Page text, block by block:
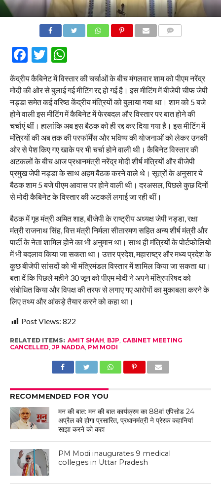
Facebook
Twitter
WhatsApp
केंद्रीय कैबिनेट में विस्तार की चर्चाओं के बीच मंगलवार शाम को पीएम नरेंद्र
मोदी की ओर से बुलाई गई मीटिंग रद्द हो गई है। इस मीटिंग में बीजेपी चीफ जेपी
नड्डा समेत कई वरिष्ठ केंद्रीय मंत्रियों को बुलाया गया था। शाम को 5 बजे
होने वाली इस मीटिंग में कैबिनेट में फेरबदल और विस्तार पर बात होने की
चर्चाएं थीं। हालांकि अब इस बैठक को ही रद्द कर दिया गया है। इस मीटिंग में
मंत्रियों की अब तक की परफॉर्मेंस और भविष्य की योजनाओं को लेकर उनकी
ओर से पेश किए गए खाके पर भी चर्चा होने वाली थी। कैबिनेट विस्तार की
अटकलों के बीच आज प्रधानमंत्री नरेंद्र मोदी शीर्ष मंत्रियों और बीजेपी
प्रमुख जेपी नड्डा के साथ अहम बैठक करने वाले थे। सूत्रों के अनुसार ये
बैठक शाम 5 बजे पीएम आवास पर होने वाली थी। दरअसल, पिछले कुछ दिनों
से मोदी कैबिनेट के विस्तार की अटकलें लगाई जा रही थीं।
बैठक में गृह मंत्री अमित शाह, बीजेपी के राष्ट्रीय अध्यक्ष जेपी नड्डा, रक्षा
मंत्री राजनाथ सिंह, वित्त मंत्री निर्मला सीतारमण सहित अन्य शीर्ष मंत्री और
पार्टी के नेता शामिल होने का भी अनुमान था। साथ ही मंत्रियों के पोर्टफोलियो
में भी बदलाव किया जा सकता था। उत्तर प्रदेश, महाराष्ट्र और मध्य प्रदेश के
कुछ बीजेपी सांसदों को भी मंत्रिमंडल विस्तार में शामिल किया जा सकता था।
बता दें कि पिछले महीने 30 जून को पीएम मोदी ने अपने मंत्रिपरिषद को
संबोधित किया और विपक्ष की तरफ से लगाए गए आरोपों का मुकाबला करने के
लिए तथ्य और आंकड़े तैयार करने को कहा था।
Post Views: 822
RELATED ITEMS: AMIT SHAH, BJP, CABINET MEETING
CANCELLED, JP NADDA, PM MODI
RECOMMENDED FOR YOU
मन की बात: मन की बात कार्यक्रम का 88वां एपिसोड 24
अप्रैल को होगा प्रसारित, प्रधानमंत्री ने प्रेरक कहानियां
साझा करने को कहा
PM Modi inaugurates 9 medical
colleges in Uttar Pradesh